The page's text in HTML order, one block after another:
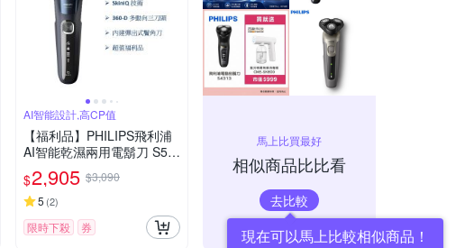
AI智能設計,高CP值
【福利品】PHILIPS飛利浦
AI智能乾濕兩用電鬍刀 S58
85/10 (一年保固)
$2,905 $3,090
5 (2)
限時下殺 券
馬上比買最好
相似商品比比看
去比較
現在可以馬上比較相似商品！